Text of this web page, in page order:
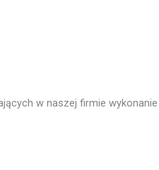
w naszej firmie wykonanie